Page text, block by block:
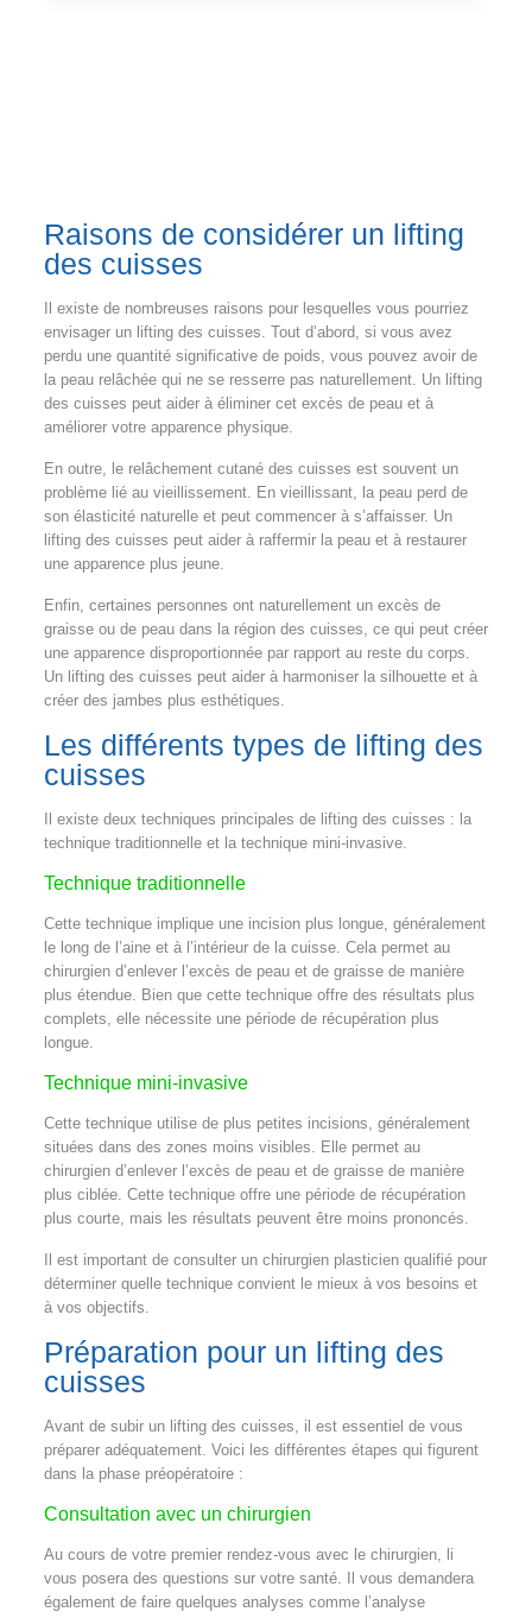
Raisons de considérer un lifting
des cuisses
Il existe de nombreuses raisons pour lesquelles vous pourriez
envisager un lifting des cuisses. Tout d’abord, si vous avez
perdu une quantité significative de poids, vous pouvez avoir de
la peau relâchée qui ne se resserre pas naturellement. Un lifting
des cuisses peut aider à éliminer cet excès de peau et à
améliorer votre apparence physique.
En outre, le relâchement cutané des cuisses est souvent un
problème lié au vieillissement. En vieillissant, la peau perd de
son élasticité naturelle et peut commencer à s’affaisser. Un
lifting des cuisses peut aider à raffermir la peau et à restaurer
une apparence plus jeune.
Enfin, certaines personnes ont naturellement un excès de
graisse ou de peau dans la région des cuisses, ce qui peut créer
une apparence disproportionnée par rapport au reste du corps.
Un lifting des cuisses peut aider à harmoniser la silhouette et à
créer des jambes plus esthétiques.
Les différents types de lifting des
cuisses
Il existe deux techniques principales de lifting des cuisses : la
technique traditionnelle et la technique mini-invasive.
Technique traditionnelle
Cette technique implique une incision plus longue, généralement
le long de l’aine et à l’intérieur de la cuisse. Cela permet au
chirurgien d’enlever l’excès de peau et de graisse de manière
plus étendue. Bien que cette technique offre des résultats plus
complets, elle nécessite une période de récupération plus
longue.
Technique mini-invasive
Cette technique utilise de plus petites incisions, généralement
situées dans des zones moins visibles. Elle permet au
chirurgien d’enlever l’excès de peau et de graisse de manière
plus ciblée. Cette technique offre une période de récupération
plus courte, mais les résultats peuvent être moins prononcés.
Il est important de consulter un chirurgien plasticien qualifié pour
déterminer quelle technique convient le mieux à vos besoins et
à vos objectifs.
Préparation pour un lifting des
cuisses
Avant de subir un lifting des cuisses, il est essentiel de vous
préparer adéquatement. Voici les différentes étapes qui figurent
dans la phase préopératoire :
Consultation avec un chirurgien
Au cours de votre premier rendez-vous avec le chirurgien, li
vous posera des questions sur votre santé. Il vous demandera
également de faire quelques analyses comme l’analyse